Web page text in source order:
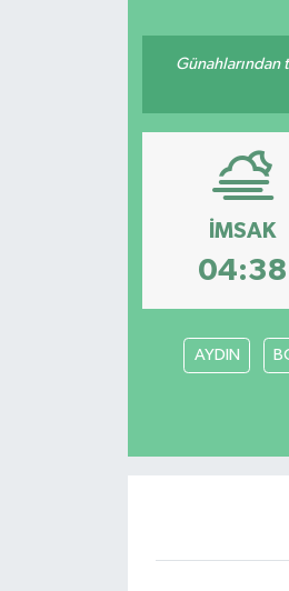
Günahlarından
İMSAK
04:38
AYDIN
Resmi İlan